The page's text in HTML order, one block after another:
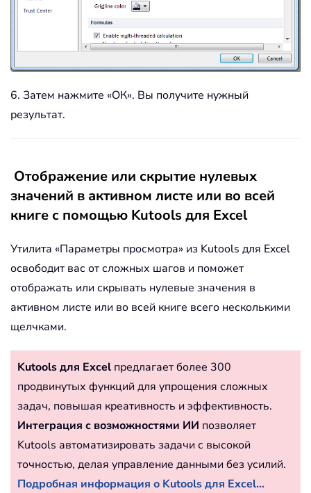
6. Затем нажмите «ОК». Вы получите нужный
результат.
Отображение или скрытие нулевых
значений в активном листе или во всей
книге с помощью Kutools для Excel
Утилита «Параметры просмотра» из Kutools для Excel
освободит вас от сложных шагов и поможет
отображать или скрывать нулевые значения в
активном листе или во всей книге всего несколькими
щелчками.
Kutools для Excel предлагает более 300
продвинутых функций для упрощения сложных
задач, повышая креативность и эффективность.
Интеграция с возможностями ИИ позволяет
Kutools автоматизировать задачи с высокой
точностью, делая управление данными без усилий.
Подробная информация о Kutools для Excel...